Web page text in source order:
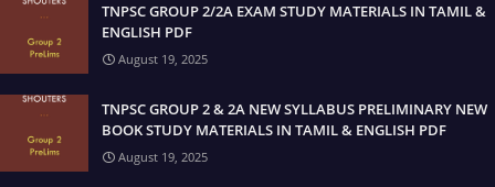
TNPSC GROUP 2/2A EXAM STUDY MATERIALS IN TAMIL &
ENGLISH PDF
August 19, 2025
TNPSC GROUP 2 & 2A NEW SYLLABUS PRELIMINARY NEW
BOOK STUDY MATERIALS IN TAMIL & ENGLISH PDF
August 19, 2025